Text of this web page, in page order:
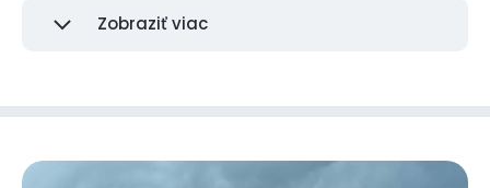
Zobraziť viac